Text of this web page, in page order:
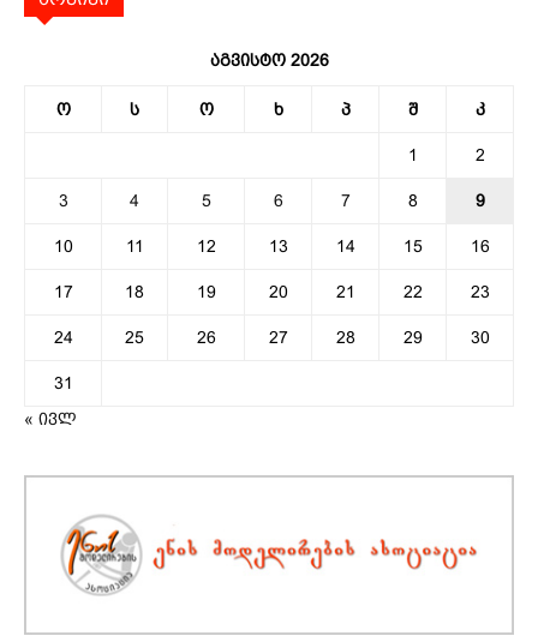
აგვისტო 2026
ო ს ო ხ პ შ კ
1 2
3 4 5 6 7 8 9
10 11 12 13 14 15 16
17 18 19 20 21 22 23
24 25 26 27 28 29 30
31
« ივლ